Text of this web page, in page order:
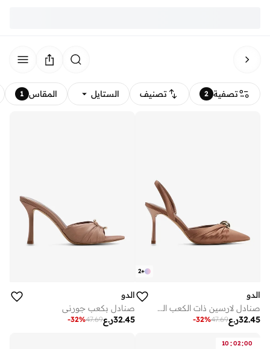
تصفية 2 تصنيف الستايل المقاس 1
+
2
الدو
صنادل لارسين ذات الكعب العالي
ر.ع32.45
47.69
-32%
الدو
صنادل بكعب جورني
ر.ع32.45
47.69
-32%
10 :02:00